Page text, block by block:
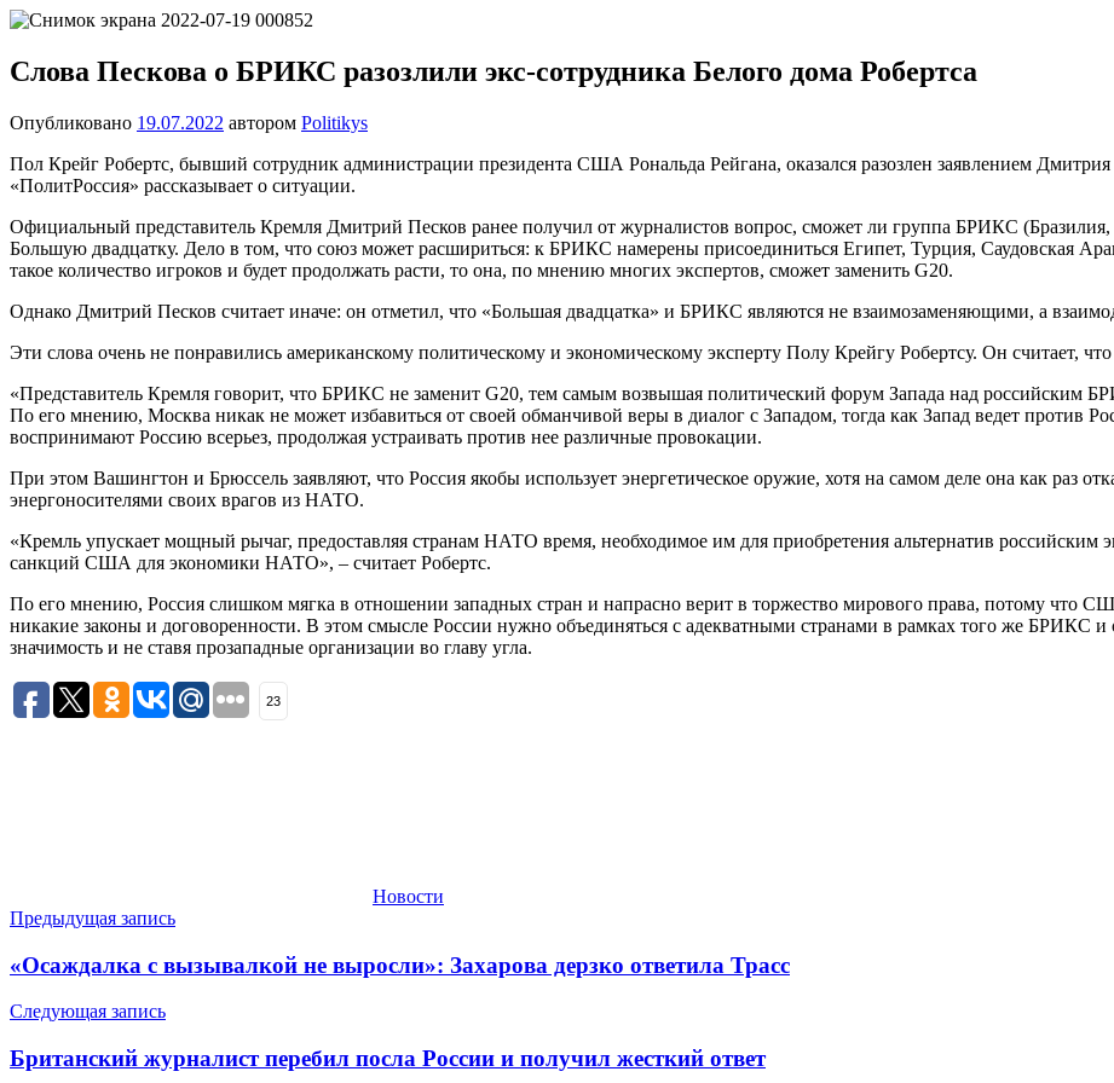
Перейти
содержимому
один
сайт
WordPress
Слова Пескова о БРИКС разозлили экс-сотрудника Белого дома Робертса
Опубликовано 19.07.2022 автором Politikys
Пол Крейг Робертс, бывший сотрудник администрации президента США Рональда Рейгана, оказался разозлен заявлением
«ПолитРоссия» рассказывает о ситуации.
Официальный представитель Кремля Дмитрий Песков ранее получил от журналистов вопрос, сможет ли группа БРИКС
Большую двадцатку. Дело в том, что союз может расшириться: к БРИКС намерены присоединиться Египет, Турция, Саудовская
такое количество игроков и будет продолжать расти, то она, по мнению многих экспертов, сможет заменить G20.
Однако Дмитрий Песков считает иначе: он отметил, что «Большая двадцатка» и БРИКС являются не взаимозаменяющими, а
Эти слова очень не понравились американскому политическому и экономическому эксперту Полу Крейгу Робертсу. Он считает,
«Представитель Кремля говорит, что БРИКС не заменит G20, тем самым возвышая политический форум Запада над российским
По его мнению, Москва никак не может избавиться от своей обманчивой веры в диалог с Западом, тогда как Запад ведет
воспринимают Россию всерьез, продолжая устраивать против нее различные провокации.
При этом Вашингтон и Брюссель заявляют, что Россия якобы использует энергетическое оружие, хотя на самом деле она как раз
энергоносителями своих врагов из НАТО.
«Кремль упускает мощный рычаг, предоставляя странам НАТО время, необходимое им для приобретения альтернатив
санкций США для экономики НАТО», – считает Робертс.
По его мнению, Россия слишком мягка в отношении западных стран и напрасно верит в торжество мирового права, потому что
никакие законы и договоренности. В этом смысле России нужно объединяться с адекватными странами в рамках того же БРИКС
значимость и не ставя прозападные организации во главу угла.
23
Новости
Навигация
по
записям
Предыдущая запись
«Осаждалка с вызывалкой не выросли»: Захарова дерзко ответила Трасс
Следующая запись
Британский журналист перебил посла России и получил жесткий ответ